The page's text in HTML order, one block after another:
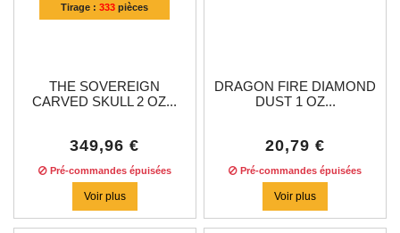
Tirage :333 pièces
THE SOVEREIGN
CARVED SKULL 2 OZ...
349,96 €
Pré-commandes épuisées
Voir plus
DRAGON FIRE DIAMOND
DUST 1 OZ...
20,79 €
Pré-commandes épuisées
Voir plus